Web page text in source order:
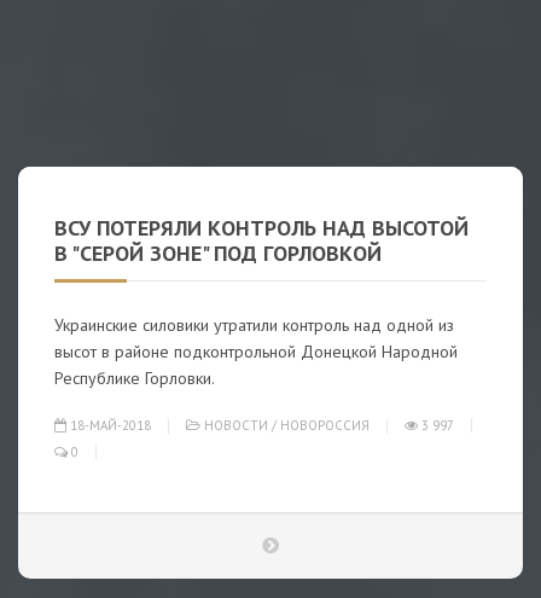
ВСУ ПОТЕРЯЛИ КОНТРОЛЬ НАД ВЫСОТОЙ
В "СЕРОЙ ЗОНЕ" ПОД ГОРЛОВКОЙ
Украинские силовики утратили контроль над одной из
высот в районе подконтрольной Донецкой Народной
Республике Горловки.
18-МАЙ-2018 НОВОСТИ / НОВОРОССИЯ
3 997
0